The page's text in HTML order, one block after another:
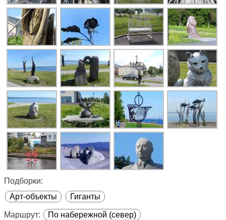
Подборки:
Арт-объекты
Гиганты
Маршрут: По набережной (север)